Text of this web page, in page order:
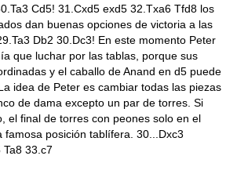
Cd5! 31.Cxd5 exd5 32.Txa6 Tfd8 los
dan buenas opciones de victoria a las
Db2 30.Dc3! En este momento Peter
que luchar por las tablas, porque sus
y el caballo de Anand en d5 puede
idea de Peter es cambiar todas las piezas
de dama excepto un par de torres. Si
el final de torres con peones solo en el
famosa posición tablífera. 30...Dxc3
Ta8 33.c7